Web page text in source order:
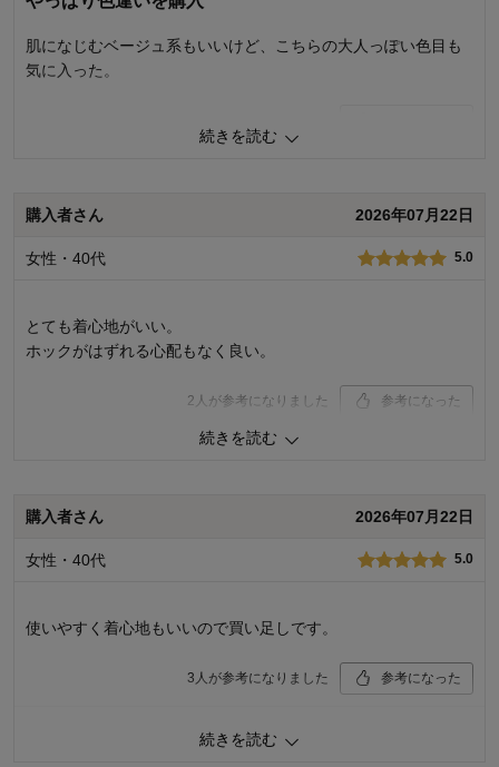
肌になじむベージュ系もいいけど、こちらの大人っぽい色目も
気に入った。
お気に入りポイント：
続きを読む
購入者さん 2026年07月22日
女性・40代 5.0
とても着心地がいい。
ホックがはずれる心配もなく良い。
2 人が参考になりました 参考になった
お気に入りポイント：
続きを読む
購入者さん 2026年07月22日
女性・40代 5.0
使いやすく着心地もいいので買い足しです。
3 人が参考になりました 参考になった
5.0
続きを読む